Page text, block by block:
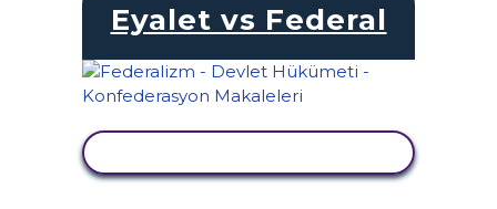
Eyalet vs Federal